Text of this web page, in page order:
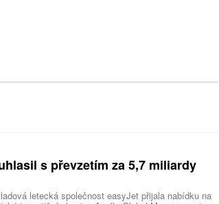
s převzetím za 5,7 miliardy
letecká společnost easyJet přijala nabídku na